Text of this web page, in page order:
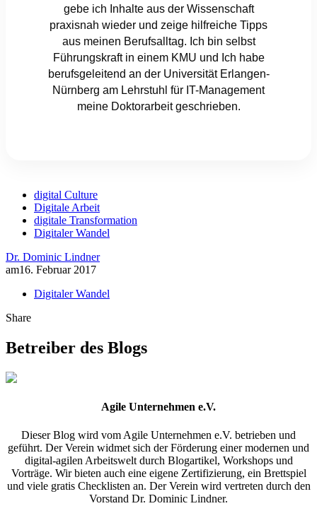
gebe ich Inhalte aus der Wissenschaft
praxisnah wieder und zeige hilfreiche Tipps
aus meinen Berufsalltag. Ich bin selbst
Führungskraft in einem KMU und Ich habe
berufsgeleitend an der Universität Erlangen-
Nürnberg am Lehrstuhl für IT-Management
meine Doktorarbeit geschrieben.
digital Culture
Digitale Arbeit
digitale Transformation
Digitaler Wandel
Dr. Dominic Lindner
am16. Februar 2017
Digitaler Wandel
Share
Betreiber des Blogs
Agile Unternehmen e.V.
Dieser Blog wird vom Agile Unternehmen e.V. betrieben und
geführt. Der Verein widmet sich der Förderung einer modernen und
digital-agilen Arbeitswelt durch Blogartikel, Workshops und
Vorträge. Wir bieten auch eine eigene Zertifizierung, ein Brettspiel
und viele gratis Checklisten an. Der Verein wird vertreten durch den
Vorstand Dr. Dominic Lindner.